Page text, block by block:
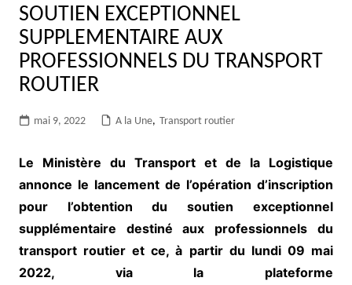
SOUTIEN EXCEPTIONNEL
SUPPLEMENTAIRE AUX
PROFESSIONNELS DU TRANSPORT
ROUTIER
mai 9, 2022 A la Une, Transport routier
Le Ministère du Transport et de la Logistique
annonce le lancement de l’opération d’inscription
pour l’obtention du soutien exceptionnel
supplémentaire destiné aux professionnels du
transport routier et ce, à partir du lundi 09 mai
2022, via la plateforme